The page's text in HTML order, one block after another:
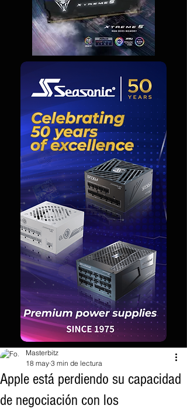
Apple está perdiendo su capacidad
de negociación con los
Masterbitz
18 may 3 min de lectura